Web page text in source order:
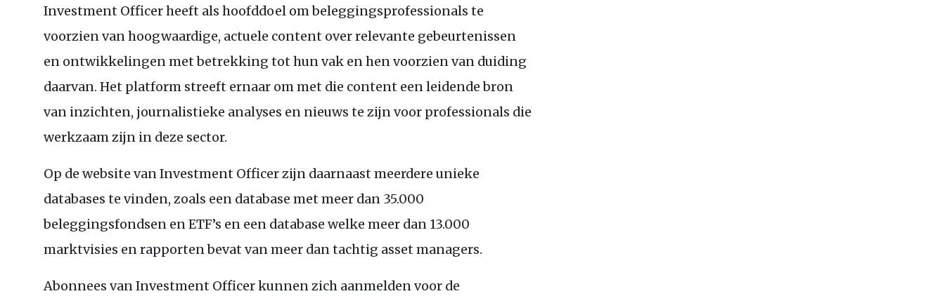
Investment Officer heeft als hoofddoel om beleggingsprofessionals te
voorzien van hoogwaardige, actuele content over relevante gebeurtenissen
en ontwikkelingen met betrekking tot hun vak en hen voorzien van duiding
daarvan. Het platform streeft ernaar om met die content een leidende bron
van inzichten, journalistieke analyses en nieuws te zijn voor professionals die
werkzaam zijn in deze sector.
Op de website van Investment Officer zijn daarnaast meerdere unieke
databases te vinden, zoals een database met meer dan 35.000
beleggingsfondsen enETF’s en een database welke meer dan 13.000
marktvisies en rapporten bevat van meer dan tachtig asset managers.
Abonnees van Investment Officer kunnen zich aanmelden voor de